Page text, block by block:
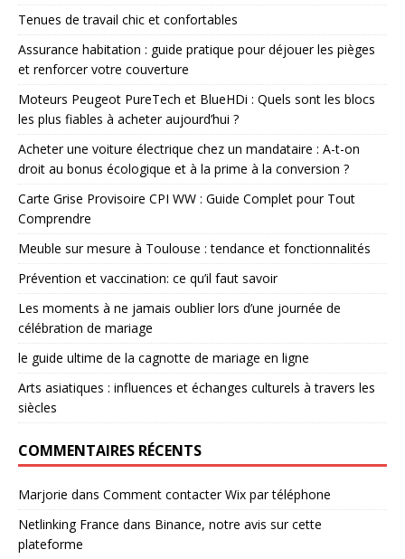
Tenues de travail chic et confortables
Assurance habitation : guide pratique pour déjouer les pièges
et renforcer votre couverture
Moteurs Peugeot PureTech et BlueHDi : Quels sont les blocs
les plus fiables à acheter aujourd’hui ?
Acheter une voiture électrique chez un mandataire : A-t-on
droit au bonus écologique et à la prime à la conversion ?
Carte Grise Provisoire CPI WW : Guide Complet pour Tout
Comprendre
Meuble sur mesure à Toulouse : tendance et fonctionnalités
Prévention et vaccination: ce qu’il faut savoir
Les moments à ne jamais oublier lors d’une journée de
célébration de mariage
le guide ultime de la cagnotte de mariage en ligne
Arts asiatiques : influences et échanges culturels à travers les
siècles
COMMENTAIRES RÉCENTS
Marjorie dans Comment contacter Wix par téléphone
Netlinking France dans Binance, notre avis sur cette
plateforme